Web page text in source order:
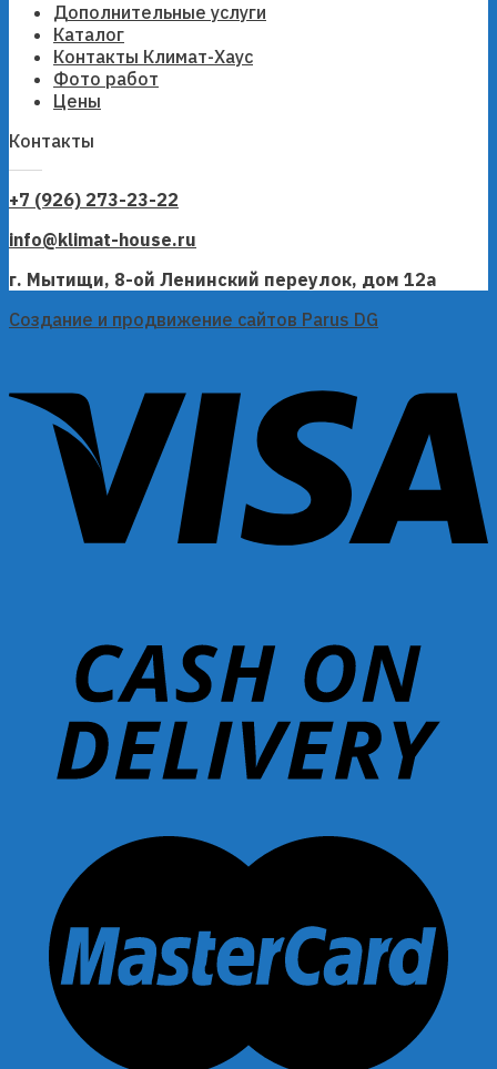
Дополнительные услуги
Каталог
Контакты Климат-Хаус
Фото работ
Цены
Контакты
+7 (926) 273-23-22
info@klimat-house.ru
г. Мытищи, 8-ой Ленинский переулок, дом 12а
Создание и продвижение сайтов Parus DG